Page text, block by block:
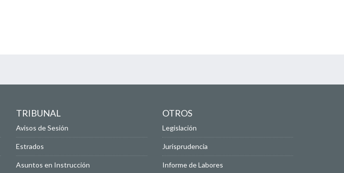
TRIBUNAL
Avisos de Sesión
Estrados
Asuntos en Instrucción
OTROS
Legislación
Jurisprudencia
Informe de Labores